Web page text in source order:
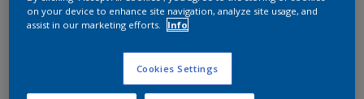
on your device to enhance site navigation, analyze site usage, and
assist in our marketing efforts.
Info
Cookies Settings